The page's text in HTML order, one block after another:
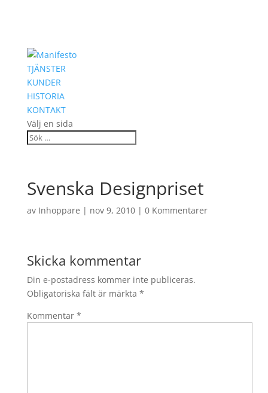
TJÄNSTER
KUNDER
HISTORIA
KONTAKT
Välj en sida
Svenska Designpriset
av Inhoppare | nov 9, 2010| 0 Kommentarer
Skicka kommentar
Din e-postadress kommer inte publiceras.
Obligatoriska fält är märkta *
Kommentar *